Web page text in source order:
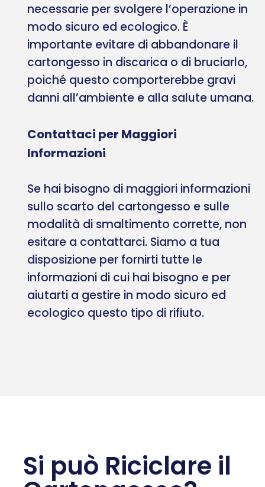
necessarie per svolgere l’operazione in
modo sicuro ed ecologico. È
importante evitare di abbandonare il
cartongesso in discarica o di bruciarlo,
poiché questo comporterebbe gravi
danni all’ambiente e alla salute umana.
Contattaci per Maggiori
Informazioni
Se hai bisogno di maggiori informazioni
sullo scarto del cartongesso e sulle
modalità di smaltimento corrette, non
esitare a contattarci. Siamo a tua
disposizione per fornirti tutte le
informazioni di cui hai bisogno e per
aiutarti a gestire in modo sicuro ed
ecologico questo tipo di rifiuto.
Si può Riciclare il